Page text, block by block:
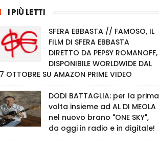
I PIÙ LETTI
SFERA EBBASTA // FAMOSO, IL
FILM DI SFERA EBBASTA
DIRETTO DA PEPSY ROMANOFF,
DISPONIBILE WORLDWIDE DAL
OTTOBRE SU AMAZON PRIME VIDEO
DODI BATTAGLIA: per la prima
volta insieme ad AL DI MEOLA
nel nuovo brano "ONE SKY",
da oggi in radio e in digitale!